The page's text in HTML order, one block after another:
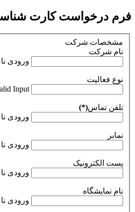
فرم درخواست كارت
مشخصات شرکت
نام شرکت
ورودی
نوع فعالیت
Input
تلفن تماس(*)
ورودی
نمابر
ورودی
پست الکترونيک
ورودی
نام نمایشگاه
ورودی